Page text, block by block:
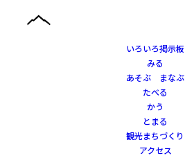
いろいろ掲示板
みる
あそぶ まなぶ
たべる
かう
とまる
観光まちづくり
アクセス